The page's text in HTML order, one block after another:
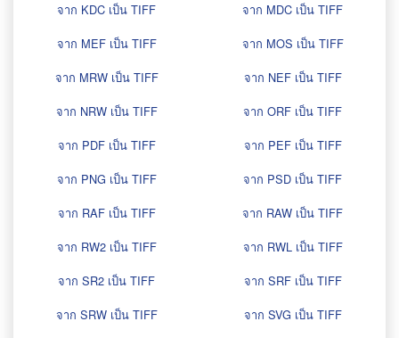
จาก KDC เป็น TIFF
จาก MDC เป็น TIFF
จาก MEF เป็น TIFF
จาก MOS เป็น TIFF
จาก MRW เป็น TIFF
จาก NEF เป็น TIFF
จาก NRW เป็น TIFF
จาก ORF เป็น TIFF
จาก PDF เป็น TIFF
จาก PEF เป็น TIFF
จาก PNG เป็น TIFF
จาก PSD เป็น TIFF
จาก RAF เป็น TIFF
จาก RAW เป็น TIFF
จาก RW2 เป็น TIFF
จาก RWL เป็น TIFF
จาก SR2 เป็น TIFF
จาก SRF เป็น TIFF
จาก SRW เป็น TIFF
จาก SVG เป็น TIFF